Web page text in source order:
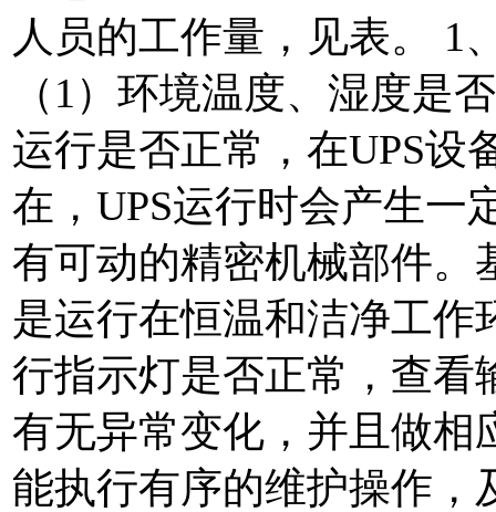
人员的工作量，见表。 1
（1）环境温度、湿度是
运行是否正常，在UPS设
在，UPS运行时会产生一
有可动的精密机械部件。
是运行在恒温和洁净工作
行指示灯是否正常，查看
有无异常变化，并且做相
能执行有序的维护操作，